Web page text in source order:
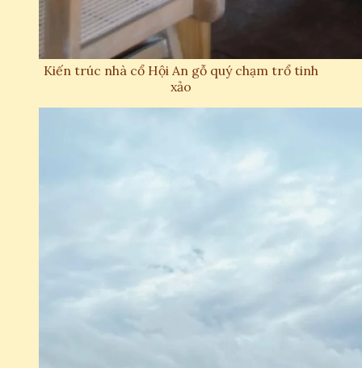
Kiến trúc nhà cổ Hội An gỗ quý chạm trổ tinh
xảo